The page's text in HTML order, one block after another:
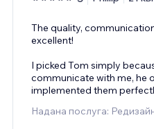
The quality,
excellent!
I picked Tom simply
communicate with me, he
implemented them
Надана послуга: